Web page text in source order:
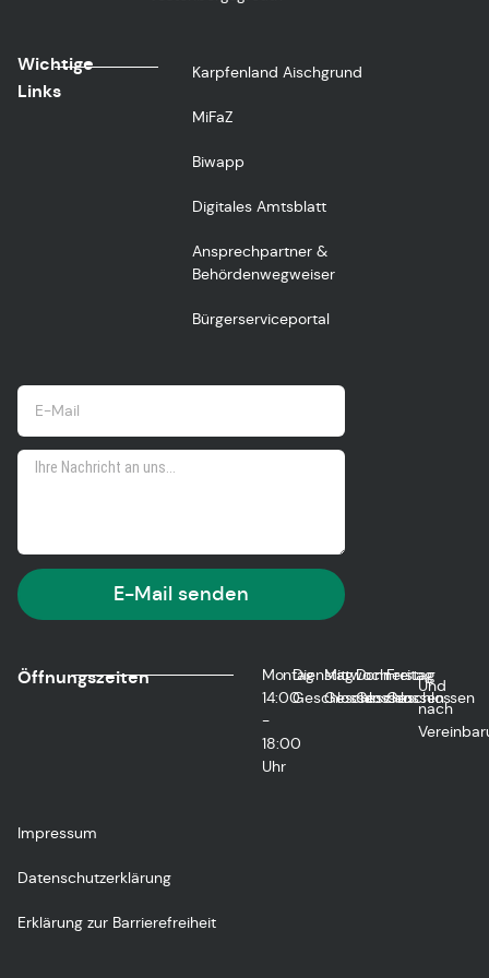
Wichtige
Links
Karpfenland Aischgrund
MiFaZ
Biwapp
Digitales Amtsblatt
Ansprechpartner &
Behördenwegweiser
Bürgerserviceportal
E-Mail senden
Öffnungszeiten
Montag
14:00
-
18:00
Uhr
Dienstag
Geschlossen
Mittwoch
Geschlossen
Donnerstag
Geschlossen
Freitag
Geschlossen
Und
nach
Impressum
Datenschutzerklärung
Erklärung zur Barrierefreiheit